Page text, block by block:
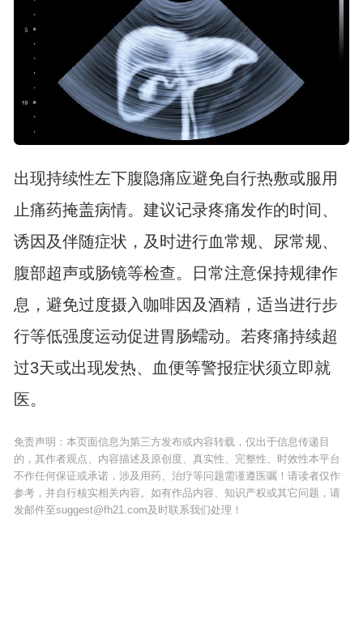
出现持续性左下腹隐痛应避免自行热敷或服用
止痛药掩盖病情。建议记录疼痛发作的时间、
诱因及伴随症状，及时进行血常规、尿常规、
腹部超声或肠镜等检查。日常注意保持规律作
息，避免过度摄入咖啡因及酒精，适当进行步
行等低强度运动促进胃肠蠕动。若疼痛持续超
过3天或出现发热、血便等警报症状须立即就
医。
免责声明：本页面信息为第三方发布或内容转载，仅出于信息传递目
的，其作者观点、内容描述及原创度、真实性、完整性、时效性本平台
不作任何保证或承诺，涉及用药、治疗等问题需谨遵医嘱！请读者仅作
参考，并自行核实相关内容。如有作品内容、知识产权或其它问题，请
发邮件至suggest@fh21.com及时联系我们处理！